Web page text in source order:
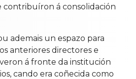
contribuíron á consolidación
ademais un espazo para
anteriores directores e
á fronte da institución
cando era coñecida como